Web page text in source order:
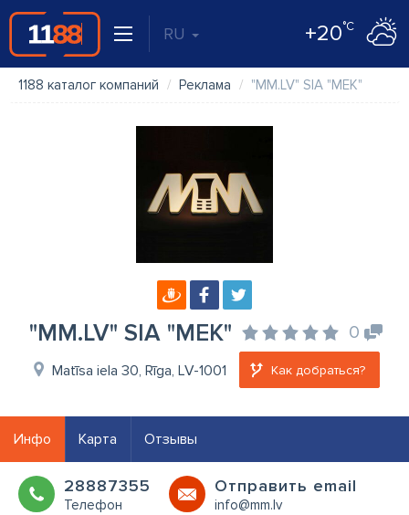
RU +20°C
1188 каталог компаний Реклама "MM.LV" SIA "MEK"
"MM.LV" SIA "MEK" 0
Matīsa iela 30, Rīga, LV-1001 Как добраться?
Инфо Карта Отзывы
28887355
Телефон
Oтправить email
info@mm.lv